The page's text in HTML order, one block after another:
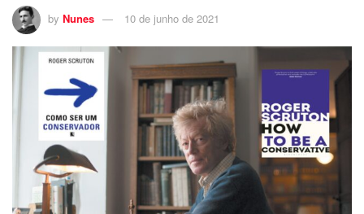
by Nunes 10 de junho de 2021